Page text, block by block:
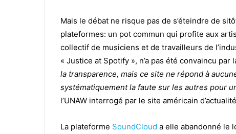
Mais le débat ne risque pas de s’éteindre de
plateformes: un pot commun qui profite aux
collectif de musiciens et de travailleurs de
« Justice at Spotify », n’a pas été convaincu par
la transparence, mais ce site ne répond à
systématiquement la faute sur les autres pour
l’UNAW interrogé par le site américain
La plateforme SoundCloud a elle abandonné le